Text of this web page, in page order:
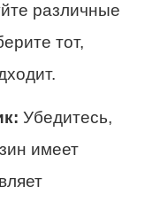
различные
тот,
Убедитесь,
имеет